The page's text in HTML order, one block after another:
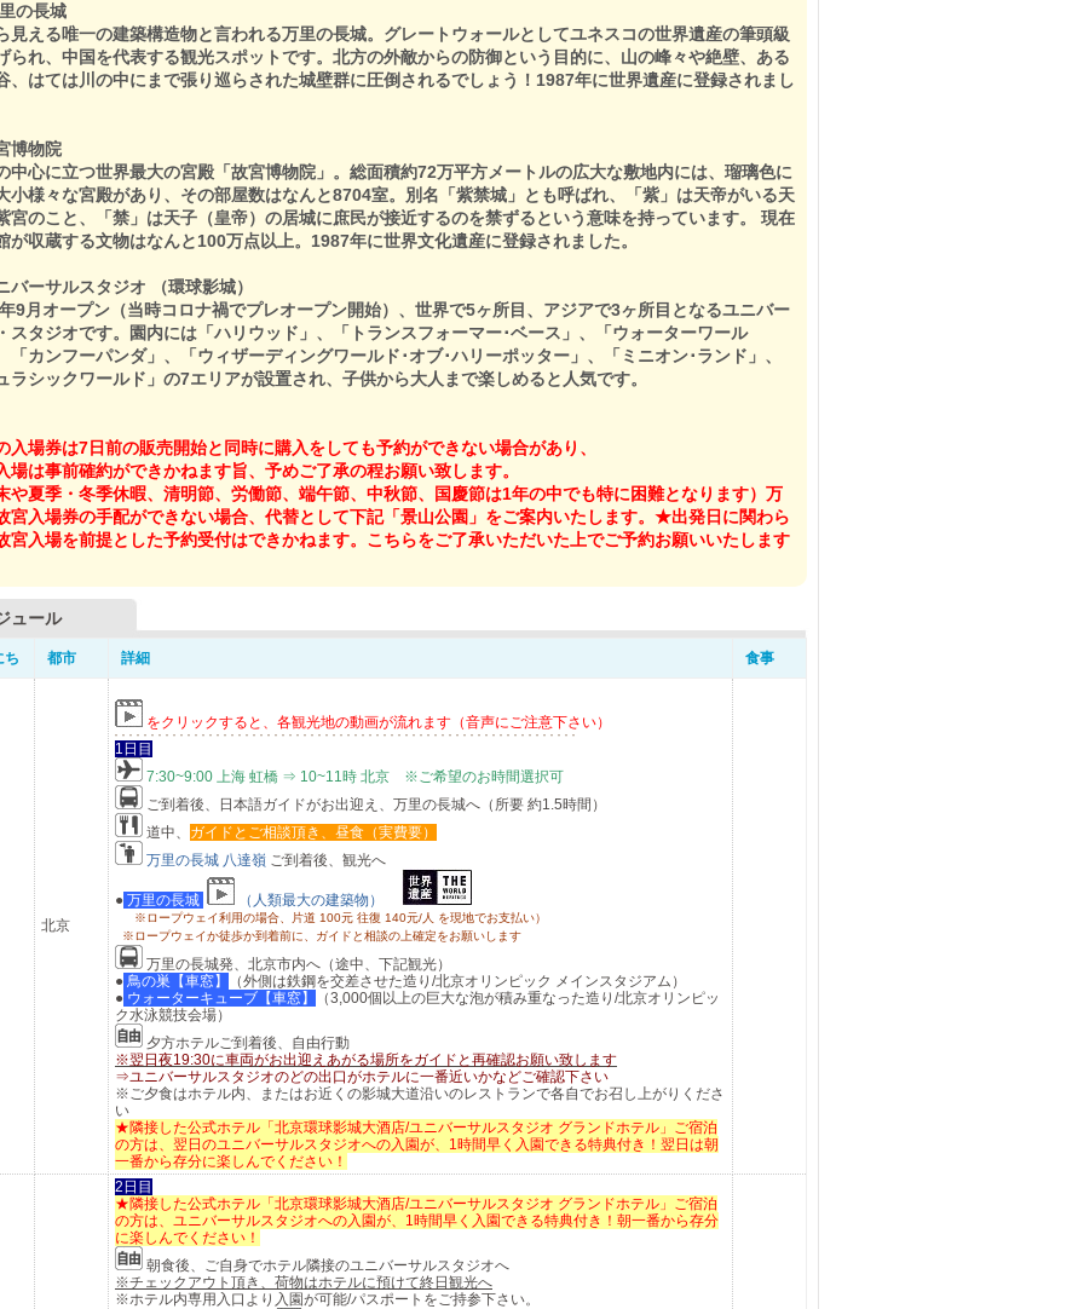
の長城
見える唯一の建築構造物と言われる万里の長城。グレートウォールとしてユネスコの世界遺産の筆頭級
られ、中国を代表する観光スポットです。北方の外敵からの防御という目的に、山の峰々や絶壁、ある
、はては川の中にまで張り巡らされた城壁群に圧倒されるでしょう！1987年に世界遺産に登録されまし
博物院
中心に立つ世界最大の宮殿「故宮博物院」。総面積約72万平方メートルの広大な敷地内には、瑠璃色に
小様々な宮殿があり、その部屋数はなんと8704室。別名「紫禁城」とも呼ばれ、「紫」は天帝がいる天
宮のこと、「禁」は天子（皇帝）の居城に庶民が接近するのを禁ずるという意味を持っています。 現在
が収蔵する文物はなんと100万点以上。1987年に世界文化遺産に登録されました。
ーサルスタジオ （環球影城）
9月オープン（当時コロナ禍でプレオープン開始）、世界で5ヶ所目、アジアで3ヶ所目となるユニバー
スタジオです。園内には「ハリウッド」、「トランスフォーマー･ベース」、「ウォーターワール
「カンフーパンダ」、「ウィザーディングワールド･オブ･ハリーポッター」、「ミニオン･ランド」、
ラシックワールド」の7エリアが設置され、子供から大人まで楽しめると人気です。
入場券は7日前の販売開始と同時に購入をしても予約ができない場合があり、
場は事前確約ができかねます旨、予めご了承の程お願い致します。
や夏季・冬季休暇、清明節、労働節、端午節、中秋節、国慶節は1年の中でも特に困難となります）万
宮入場券の手配ができない場合、代替として下記「景山公園」をご案内いたします。★出発日に関わら
宮入場を前提とした予約受付はできかねます。こちらをご了承いただいた上でご予約お願いいたします
ュール
ち 都市 詳細 食事
北京
をクリックすると、各観光地の動画が流れます（音声にご注意下さい）
1日目
7:30~9:00 上海 虹橋 ⇒ 10~11時 北京 ※ご希望のお時間選択可
ご到着後、日本語ガイドがお出迎え、万里の長城へ（所要 約1.5時間）
道中、 ガイドとご相談頂き、昼食（実費要）
万里の長城 八達嶺 ご到着後、観光へ
● 万里の長城 （人類最大の建築物）
※ロープウェイ利用の場合、片道 100元 往復 140元/人 を現地でお支払い）
※ロープウェイか徒歩か到着前に、ガイドと相談の上確定をお願いします
万里の長城発、北京市内へ（途中、下記観光）
● 鳥の巣【車窓】
（外側は鉄鋼を交差させた造り/北京オリンピック メインスタジアム）
● ウォーターキューブ【車窓】
（3,000個以上の巨大な泡が積み重なった造り/北京オリンピッ
ク水泳競技会場）
夕方ホテルご到着後、自由行動
※翌日夜19:30に車両がお出迎えあがる場所をガイドと再確認お願い致します
⇒ユニバーサルスタジオのどの出口がホテルに一番近いかなどご確認下さい
※ご夕食はホテル内、
またはお近くの影城大道沿いのレストランで各自でお召し上がりくださ
い
★隣接した公式ホテル「北京環球影城大酒店/ユニバーサルスタジオ グランドホテル」ご宿泊
の方は、翌日のユニバーサルスタジオへの入園が、1時間早く入園できる特典付き！翌日は朝
一番から存分に楽しんでください！
2日目
★隣接した公式ホテル「北京環球影城大酒店/ユニバーサルスタジオ グランドホテル」ご宿泊
の方は、ユニバーサルスタジオへの入園が、1時間早く入園できる特典付き！朝一番から存分
に楽しんでください！
朝食後、ご自身でホテル隣接のユニバーサルスタジオへ
※チェックアウト頂き、荷物はホテルに預けて終日観光へ
※ホテル内専用入口より入園が可能/パスポートをご持参下さい。